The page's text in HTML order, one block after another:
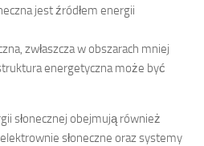
jest źródłem energii
zwłaszcza w obszarach mniej
energetyczna może być
słonecznej obejmują również
słoneczne oraz systemy